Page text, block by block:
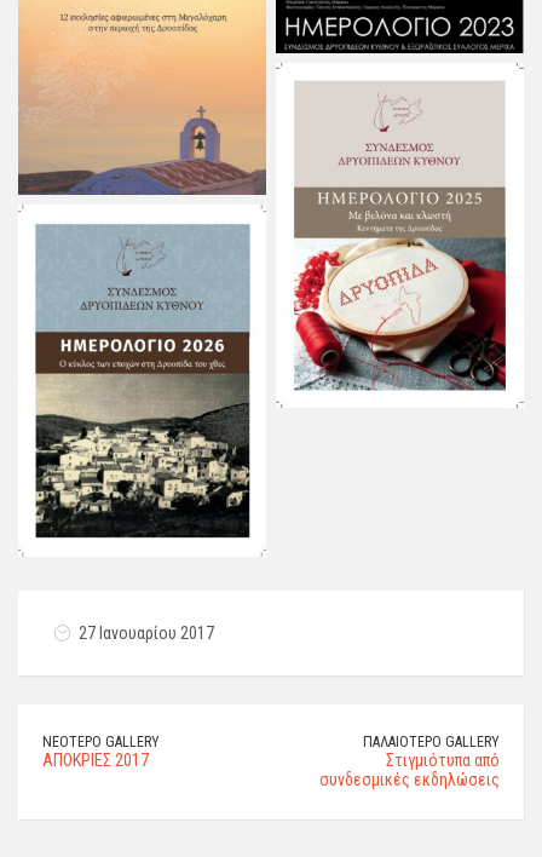
27 Ιανουαρίου 2017
ΝΕΌΤΕΡΟ GALLERY
ΑΠΟΚΡΙΕΣ 2017
ΠΑΛΑΙΌΤΕΡΟ GALLERY
Στιγμιότυπα από
συνδεσμικές εκδηλώσεις